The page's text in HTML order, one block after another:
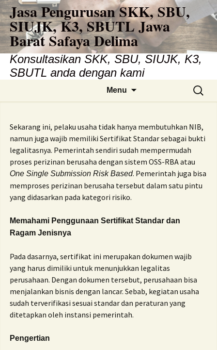
Skip
to
content
Jasa Pengurusan SKK, SBU,
SIUJK, K3, SBUTL Jawa
Barat Safaya Delima
Konsultasikan SKK, SBU, SIUJK, K3,
SBUTL anda dengan kami
Menu
Search
for:
Sekarang ini, pelaku usaha tidak hanya membutuhkan NIB,
namun juga wajib memiliki Sertifikat Standar sebagai bukti
legalitasnya. Pemerintah sendiri sudah mempermudah
proses perizinan berusaha dengan sistem OSS-RBA atau
One Single Submission Risk Based. Pemerintah juga bisa
memproses perizinan berusaha tersebut dalam satu pintu
yang didasarkan pada kategori risiko.
Memahami Penggunaan Sertifikat Standar dan
Ragam Jenisnya
Pada dasarnya, sertifikat ini merupakan dokumen wajib
yang harus dimiliki untuk menunjukkan legalitas
perusahaan. Dengan dokumen tersebut, perusahaan bisa
menjalankan bisnis dengan lancar. Sebab, kegiatan usaha
sudah terverifikasi sesuai standar dan peraturan yang
ditetapkan oleh instansi pemerintah.
Pengertian